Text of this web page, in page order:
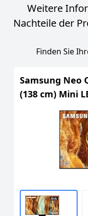
Kontrolle,
Gästeerlebnis.
Farbe
Weitere
Nachteile der
Finden Sie
Samsung Neo
(138 cm) Mini
für Fussball,
Quantum
Motion
Smart TV